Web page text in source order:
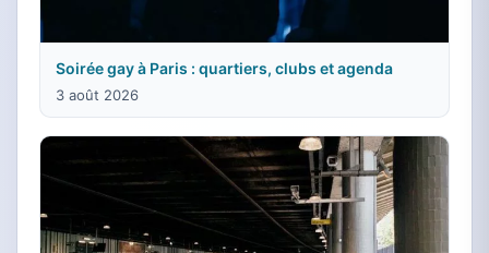
Soirée gay à Paris : quartiers, clubs et agenda
3 août 2026